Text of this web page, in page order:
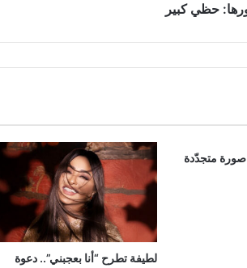
حظي كبير
صورة متجدّدة
لطيفة تطرح “أنا بعجبني”.. دعوة